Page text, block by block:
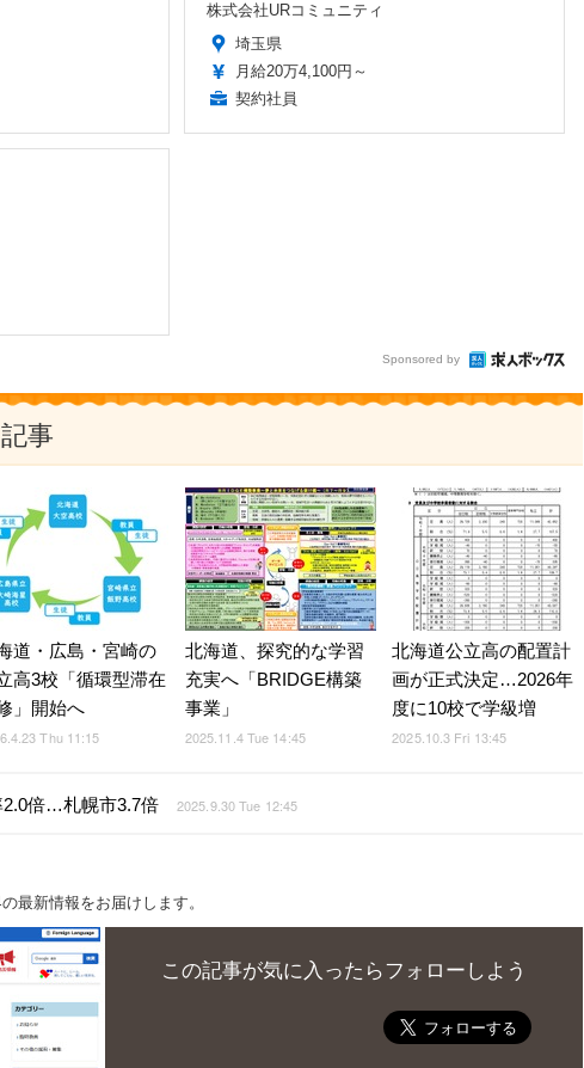
株式会社URコミュニティ
埼玉県
月給20万4,100円～
契約社員
Sponsored by
事
道・広島・宮崎の
高3校「循環型滞在
」開始へ
Thu 11:15
北海道、探究的な学習
充実へ「BRIDGE構築
事業」
2025.11.4 Tue 14:45
北海道公立高の配置計
画が正式決定…2026年
度に10校で学級増
2025.10.3 Fri 13:45
2.0倍…札幌市3.7倍 2025.9.30 Tue 12:45
最新情報をお届けします。
この記事が気に入ったらフォローしよう